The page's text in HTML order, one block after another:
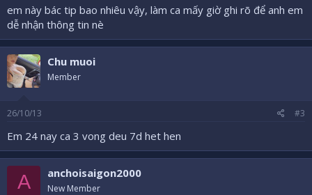
em này bác tip bao nhiêu vậy, làm ca mấy giờ ghi rõ để anh em
dễ nhận thông tin nè
Chu muoi
Member
26/10/13 #3
Em 24 nay ca 3 vong deu 7d het hen
A anchoisaigon2000
New Member